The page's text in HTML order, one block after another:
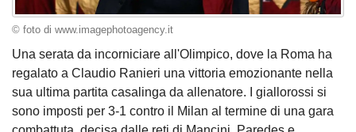
© foto di www.imagephotoagency.it
Una serata da incorniciare all'Olimpico, dove la Roma ha
regalato a Claudio Ranieri una vittoria emozionante nella
sua ultima partita casalinga da allenatore. I giallorossi si
sono imposti per 3-1 contro il Milan al termine di una gara